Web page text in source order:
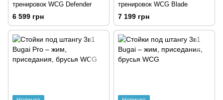
тренировок WCG Defender
6 599 грн
тренировок WCG Blade
7 199 грн